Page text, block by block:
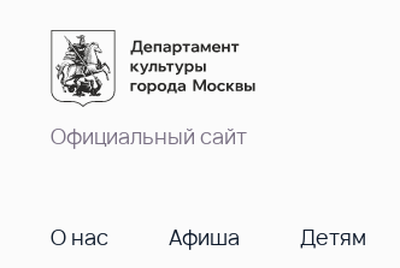
Официальный сайт
О нас Афиша Детям